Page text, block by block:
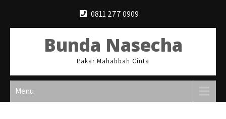
0811 277 0909
Bunda Nasecha
Pakar Mahabbah Cinta
Menu